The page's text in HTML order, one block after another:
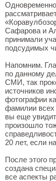
Сафарова и
принимали
подсудимых
Напомним.
по данному
СМИ, так
источников
фотографии
фамилии всех
вы еще
произошло
20 лет, если
После этого
создана
все аспекты